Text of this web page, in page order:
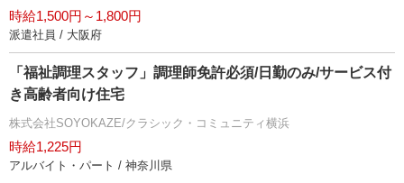
時給1,500円～1,800円
派遣社員 / 大阪府
「福祉調理スタッフ」調理師免許必須/日勤のみ/サービス付
き高齢者向け住宅
株式会社SOYOKAZE/クラシック・コミュニティ横浜
時給1,225円
アルバイト・パート / 神奈川県